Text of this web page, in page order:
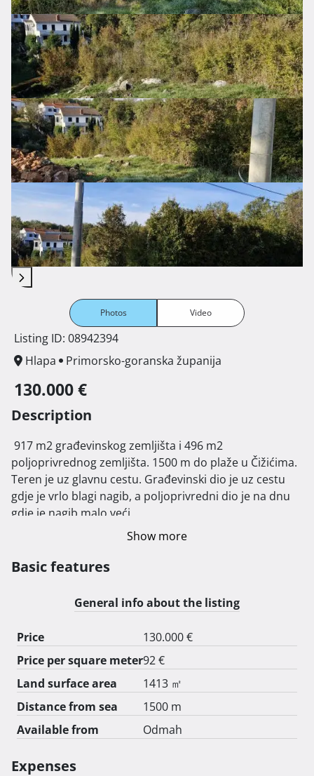
Photos Video
Listing ID: 08942394
Hlapa
Primorsko-goranska županija
130.000 €
Description
poljoprivrednog zemljišta. 1500 m do plaže u Čižićima.
Teren je uz glavnu cestu. Građevinski dio je uz cestu
gdje je vrlo blagi nagib, a poljoprivredni dio je na dnu
gdje je nagib malo veći.
Zemljište je zaraslo, ali nema debljih stabala tako da se
095 866 4653
Show more
Basic features
General info about the listing
Price
130.000 €
Price per square meter92 €
Land surface area
1413 ㎡
Distance from sea
1500 m
Available from
Odmah
Expenses